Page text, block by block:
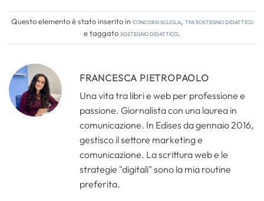
Questo elemento è stato inserito inConcorsi Scuola, TFA Sostegno Didattico
e taggatosostegno didattico.
FRANCESCA PIETROPAOLO
Una vita tra libri e web per professione e
passione. Giornalista con una laurea in
comunicazione. In Edises da gennaio 2016,
gestisco il settore marketing e
comunicazione. La scrittura web e le
strategie "digitali" sono la mia routine
preferita.